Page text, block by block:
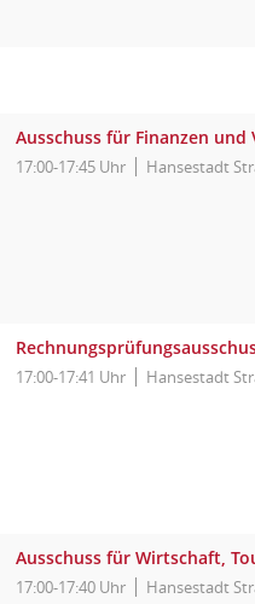
Ausschuss für Finanzen und
17:00-17:45 Uhr Hansestadt
17:00-17:41 Uhr Hansestadt
Ausschuss für Wirtschaft,
17:00-17:40 Uhr Hansestadt